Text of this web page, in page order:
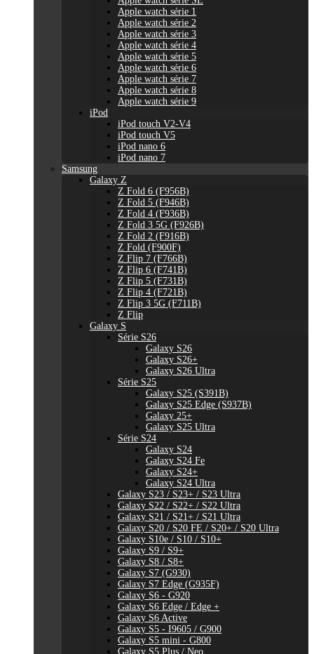
Apple watch série 1
Apple watch série 2
Apple watch série 3
Apple watch série 4
Apple watch série 5
Apple watch série 6
Apple watch série 7
Apple watch série 8
Apple watch série 9
iPod
iPod touch V2-V4
iPod touch V5
iPod nano 6
iPod nano 7
Samsung
Galaxy Z
Z Fold 6 (F956B)
Z Fold 5 (F946B)
Z Fold 4 (F936B)
Z Fold 3 5G (F926B)
Z Fold 2 (F916B)
Z Fold (F900F)
Z Flip 7 (F766B)
Z Flip 6 (F741B)
Z Flip 5 (F731B)
Z Flip 4 (F721B)
Z Flip 3 5G (F711B)
Z Flip
Galaxy S
Série S26
Galaxy S26
Galaxy S26+
Galaxy S26 Ultra
Série S25
Galaxy S25 (S391B)
Galaxy S25 Edge (S937B)
Galaxy 25+
Galaxy S25 Ultra
Série S24
Galaxy S24
Galaxy S24 Fe
Galaxy S24+
Galaxy S24 Ultra
Galaxy S23 / S23+ / S23 Ultra
Galaxy S22 / S22+ / S22 Ultra
Galaxy S21 / S21+ / S21 Ultra
Galaxy S20 / S20 FE / S20+ / S20 Ultra
Galaxy S10e / S10 / S10+
Galaxy S9 / S9+
Galaxy S8 / S8+
Galaxy S7 (G930)
Galaxy S7 Edge (G935F)
Galaxy S6 - G920
Galaxy S6 Edge / Edge +
Galaxy S6 Active
Galaxy S5 - I9605 / G900
Galaxy S5 mini - G800
Galaxy S5 Plus / Neo